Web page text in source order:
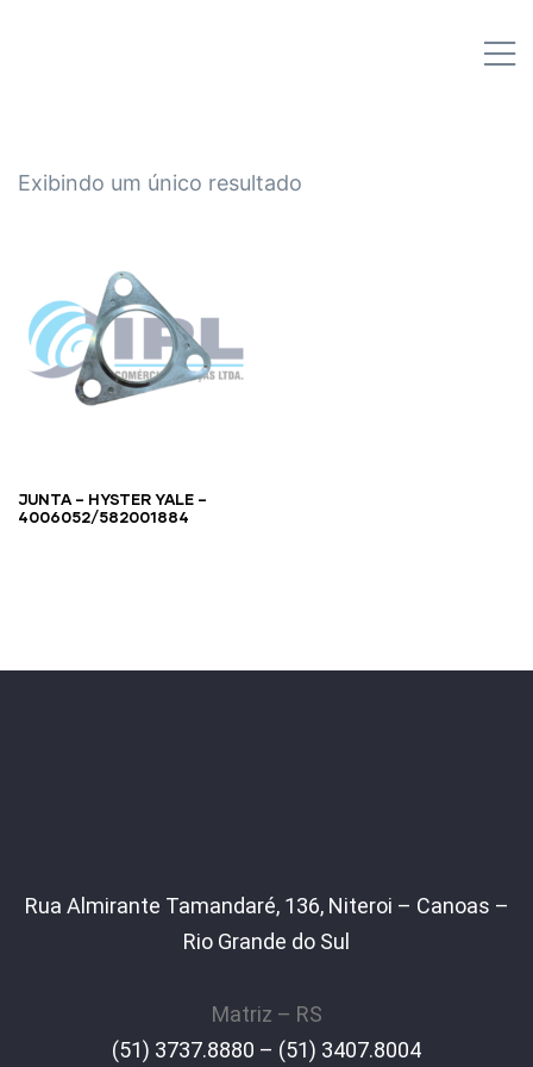
Exibindo um único resultado
JUNTA – HYSTER YALE –
4006052/582001884
Rua Almirante Tamandaré, 136, Niteroi – Canoas –
Rio Grande do Sul
Matriz – RS
(51) 3737.8880 – (51) 3407.8004